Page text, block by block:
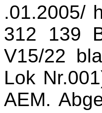
.01.2005/
312 139
V15/22
Lok
AEM.